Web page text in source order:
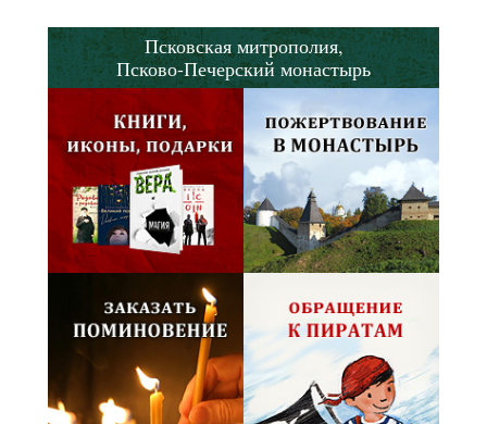
Псковская митрополия,
Псково-Печерский монастырь